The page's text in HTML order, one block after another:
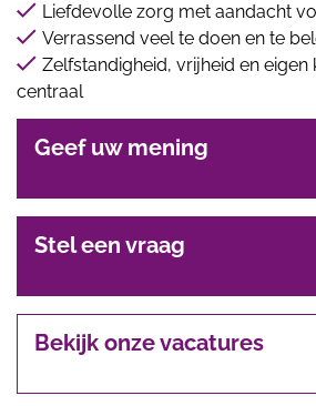
Liefdevolle zorg met aandacht
Verrassend veel te doen en te
Zelfstandigheid, vrijheid en eigen
centraal
Geef uw mening
Stel een vraag
Bekijk onze vacatures